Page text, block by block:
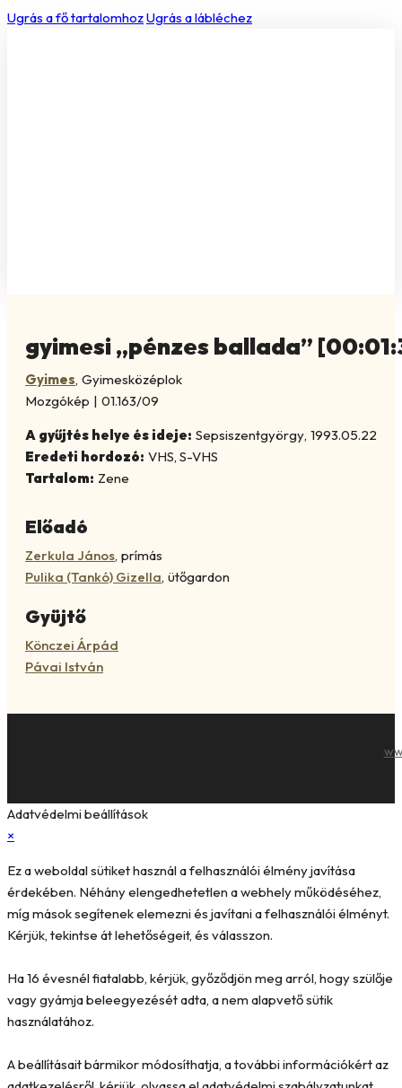
Ugrás a fő tartalomhozUgrás a lábléchez
gyimesi „pénzes ballada”
Gyimes, Gyimesközéplok
Mozgókép | 01.163/09
A gyűjtés helye és ideje: Sepsiszentgyörgy, 1993.05.22
Eredeti hordozó: VHS, S-VHS
Tartalom: Zene
Előadó
Zerkula János, prímás
Pulika (Tankó) Gizella, ütőgardon
Gyüjtő
Könczei Árpád
Pávai István
Adatvédelmi beállítások
×
Ez a weboldal sütiket használ a felhasználói élmény javítása
érdekében. Néhány elengedhetetlen a webhely működéséhez,
míg mások segítenek elemezni és javítani a felhasználói élményt.
Kérjük, tekintse át lehetőségeit, és válasszon.
Ha 16 évesnél fiatalabb, kérjük, győződjön meg arról, hogy szülője
vagy gyámja beleegyezését adta, a nem alapvető sütik
használatához.
A beállításait bármikor módosíthatja, a további információkért az